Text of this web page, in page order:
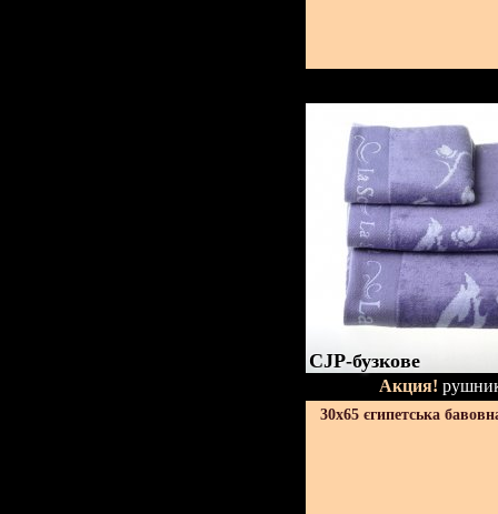
CJP-бузкове
Акция!
30х65 єгипетська